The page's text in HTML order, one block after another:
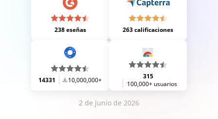
238 eseñas 263 calificaciones
14331 10,000,000+
315
100,000+ usuarios
2 de junio de 2026